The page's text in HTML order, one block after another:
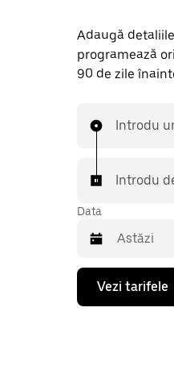
Adaugă
programează
90 de zile
Introdu
Introdu
Data
Pentru
deschide
Vezi tarifele